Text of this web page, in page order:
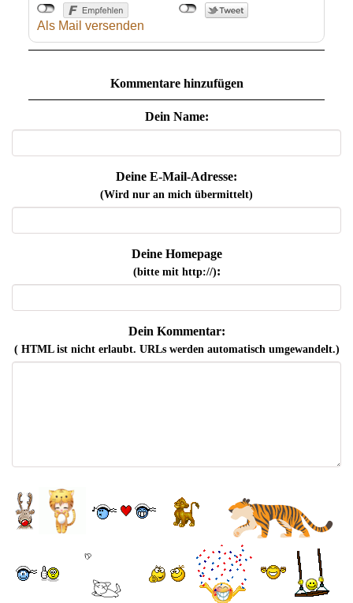
Als Mail versenden
Kommentare hinzufügen
Dein Name:
Deine E-Mail-Adresse:
(Wird nur an mich übermittelt)
Deine Homepage
(bitte mit http://):
Dein Kommentar:
( HTML ist nichterlaubt. URLs werden automatisch umgewandelt.)